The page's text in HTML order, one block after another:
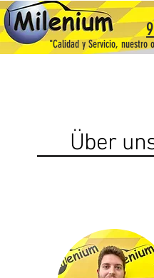
"Calidad y Servicio, nuestro
Über